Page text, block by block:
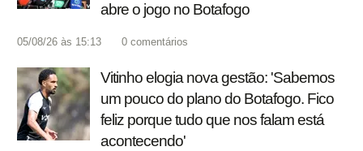
abre o jogo no Botafogo
05/08/26 às 15:13 0 comentários
Vitinho elogia nova gestão: 'Sabemos
um pouco do plano do Botafogo. Fico
feliz porque tudo que nos falam está
acontecendo'